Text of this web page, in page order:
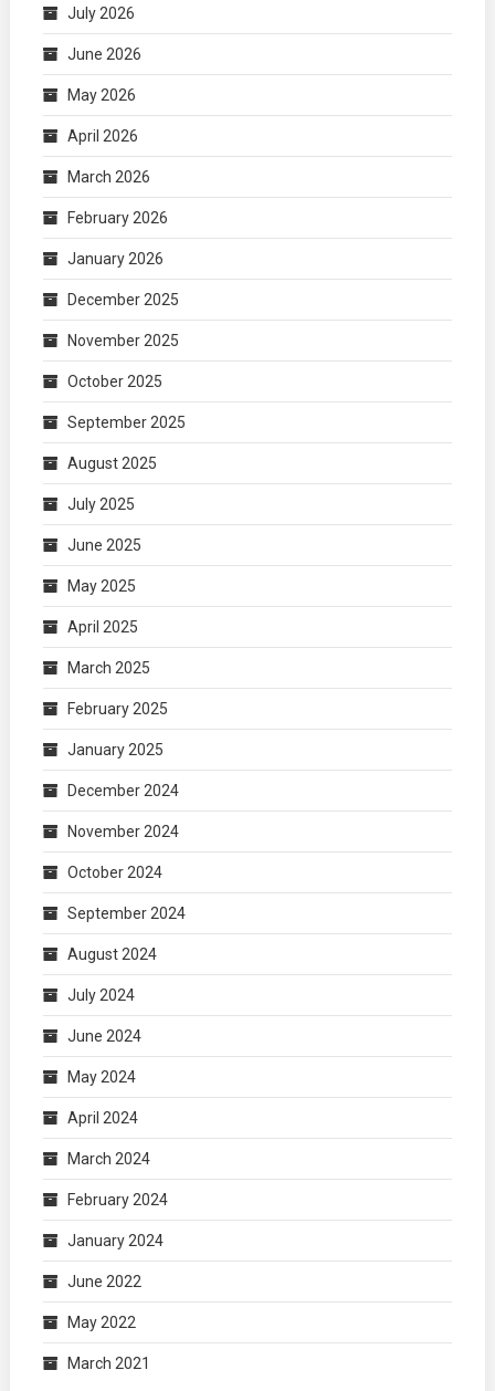
July 2026
June 2026
May 2026
April 2026
March 2026
February 2026
January 2026
December 2025
November 2025
October 2025
September 2025
August 2025
July 2025
June 2025
May 2025
April 2025
March 2025
February 2025
January 2025
December 2024
November 2024
October 2024
September 2024
August 2024
July 2024
June 2024
May 2024
April 2024
March 2024
February 2024
January 2024
June 2022
May 2022
March 2021